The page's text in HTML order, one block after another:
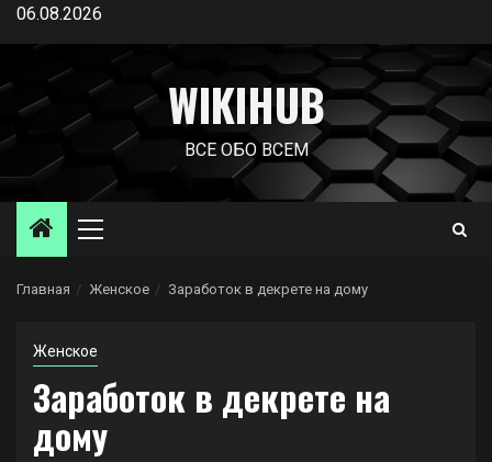
Перейти
содержимому
06.08.2026
WIKIHUB
ВСЕ ОБО ВСЕМ
Основное
Главная Женское Заработок в декрете на дому
Женское
Заработок в декрете на
дому